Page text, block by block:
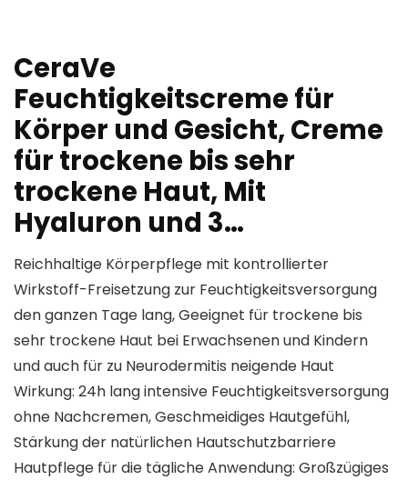
CeraVe
Feuchtigkeitscreme für
Körper und Gesicht, Creme
für trockene bis sehr
trockene Haut, Mit
Hyaluron und 3…
Reichhaltige Körperpflege mit kontrollierter
Wirkstoff-Freisetzung zur Feuchtigkeitsversorgung
den ganzen Tage lang, Geeignet für trockene bis
sehr trockene Haut bei Erwachsenen und Kindern
und auch für zu Neurodermitis neigende Haut
Wirkung: 24h lang intensive Feuchtigkeitsversorgung
ohne Nachcremen, Geschmeidiges Hautgefühl,
Stärkung der natürlichen Hautschutzbarriere
Hautpflege für die tägliche Anwendung: Großzügiges